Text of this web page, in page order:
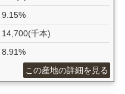
9.15%
14,700(千本)
8.91%
この産地の詳細を見る